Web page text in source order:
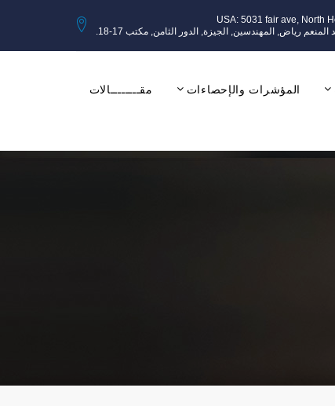
USA: 5031 fair ave, North
المؤشرات والإحصاءات
مقــــــــالات